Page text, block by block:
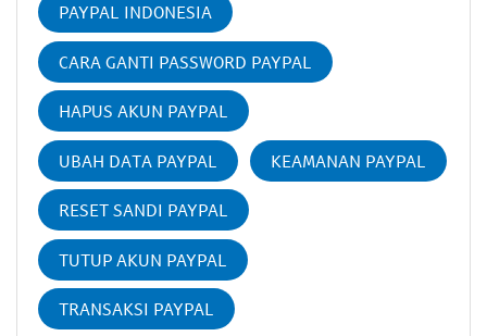
PAYPAL INDONESIA
CARA GANTI PASSWORD PAYPAL
HAPUS AKUN PAYPAL
UBAH DATA PAYPAL KEAMANAN PAYPAL
RESET SANDI PAYPAL
TUTUP AKUN PAYPAL
TRANSAKSI PAYPAL